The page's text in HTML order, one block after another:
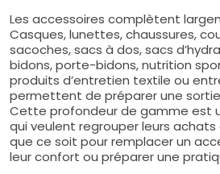
Les accessoires complètent
Casques, lunettes, chaussures,
sacoches, sacs à dos, sacs
bidons, porte-bidons, nutrition
produits d’entretien textile ou
permettent de préparer une
Cette profondeur de gamme est
qui veulent regrouper leurs
que ce soit pour remplacer un
leur confort ou préparer une